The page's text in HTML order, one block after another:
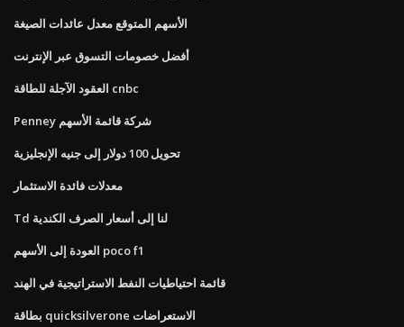
الأسهم المتوقع معدل عائدات الصيغة
أفضل خصومات التسوق عبر الإنترنت
العقود الآجلة للطاقة cnbc
Penney شركة قائمة الأسهم
تحويل 100 دولار إلى جنيه الإنجليزية
معدلات فائدة الاستثمار
Td لنا إلى أسعار الصرف الكندية
العودة إلى الأسهم poco f1
قائمة احتياطيات النفط الاستراتيجية في الهند
بطاقة quicksilverone الاستعراضات